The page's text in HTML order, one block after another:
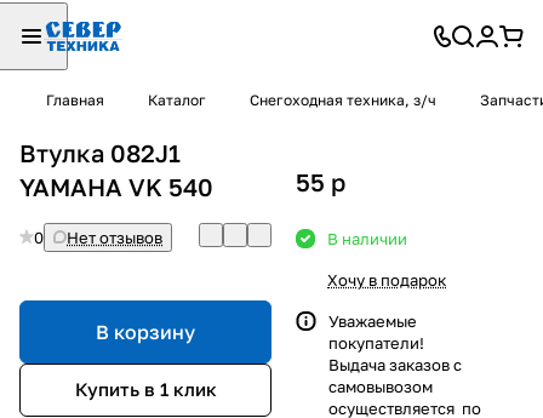
Главная Каталог Снегоходная техника, з/ч
Втулка 082J1
YAMAHA VK 540
0 Нет отзывов
В корзину
Купить в 1 клик
55 p
В наличии
Хочу в подарок
Уважаемые
покупатели!
Выдача заказов с
самовывозом
осуществляется по